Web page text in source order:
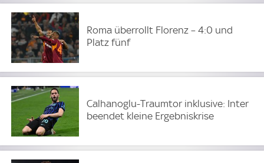
Roma überrollt Florenz – 4:0 und
Platz fünf
Calhanoglu-Traumtor inklusive: Inter
beendet kleine Ergebniskrise